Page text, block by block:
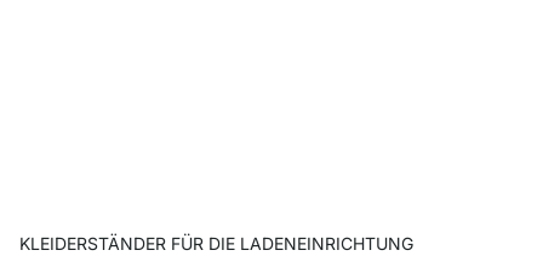
KLEIDERSTÄNDER FÜR DIE LADENEINRICHTUNG